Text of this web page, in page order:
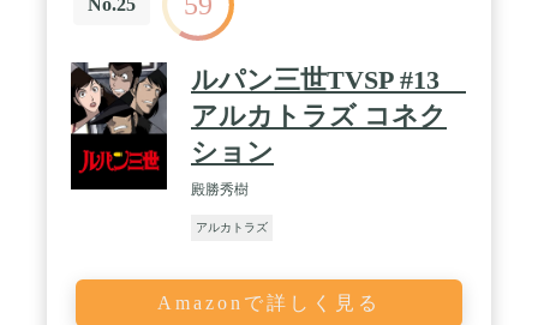
ルパン三世TVSP #13
アルカトラズ コネク
ション
殿勝秀樹
アルカトラズ
Amazonで詳しく見る